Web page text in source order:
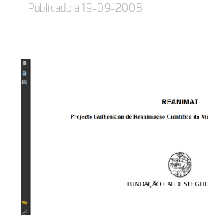
Publicado a 19-09-2008